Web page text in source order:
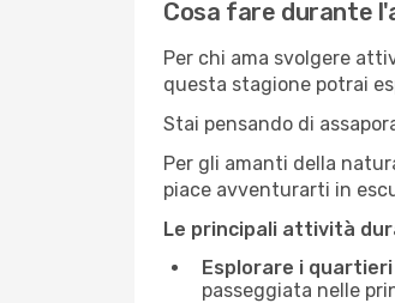
Cosa fare durante
Per chi ama svolgere
questa stagione potrai
Stai pensando di
Per gli amanti della
piace avventurarti in
Le principali attività
Esplorare i
passeggiata nelle